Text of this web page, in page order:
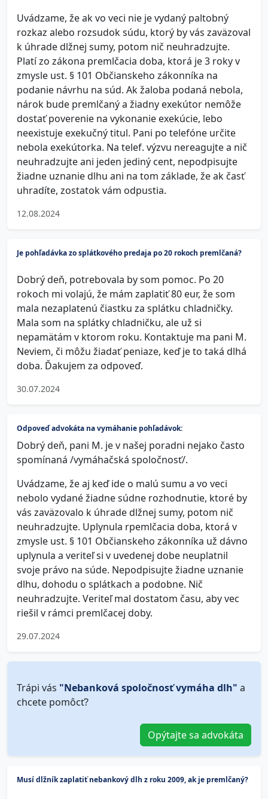
Uvádzame, že ak vo veci nie je vydaný paltobný
rozkaz alebo rozsudok súdu, ktorý by vás zaväzoval
k úhrade dlžnej sumy, potom nič neuhradzujte.
Platí zo zákona premlčacia doba, ktorá je 3 roky v
zmysle ust. § 101 Občianskeho zákonníka na
podanie návrhu na súd. Ak žaloba podaná nebola,
nárok bude premlčaný a žiadny exekútor nemôže
dostať poverenie na vykonanie exekúcie, lebo
neexistuje exekučný titul. Pani po telefóne určite
nebola exekútorka. Na telef. výzvu nereagujte a nič
neuhradzujte ani jeden jediný cent, nepodpisujte
žiadne uznanie dlhu ani na tom základe, že ak časť
uhradíte, zostatok vám odpustia.
12.08.2024
Je pohľadávka zo splátkového predaja po 20 rokoch premlčaná?
Dobrý deň, potrebovala by som pomoc. Po 20
rokoch mi volajú, že mám zaplatiť 80 eur, že som
mala nezaplatenú čiastku za splátku chladničky.
Mala som na splátky chladničku, ale už si
nepamätám v ktorom roku. Kontaktuje ma pani M.
Neviem, či môžu žiadať peniaze, keď je to taká dlhá
doba. Ďakujem za odpoveď.
30.07.2024
Odpoveď advokáta na vymáhanie pohľadávok:
Dobrý deň, pani M. je v našej poradni nejako často
spomínaná /vymáhačská spoločnosť/.
Uvádzame, že aj keď ide o malú sumu a vo veci
nebolo vydané žiadne súdne rozhodnutie, ktoré by
vás zaväzovalo k úhrade dlžnej sumy, potom nič
neuhradzujte. Uplynula rpemlčacia doba, ktorá v
zmysle ust. § 101 Občianskeho zákonníka už dávno
uplynula a veriteľ si v uvedenej dobe neuplatnil
svoje právo na súde. Nepodpisujte žiadne uznanie
dlhu, dohodu o splátkach a podobne. Nič
neuhradzujte. Veriteľ mal dostatom času, aby vec
riešil v rámci premlčacej doby.
29.07.2024
Trápi vás "Nebanková spoločnosť vymáha dlh" a
chcete pomôcť?
Opýtajte sa advokáta
Musí dlžník zaplatiť nebankový dlh z roku 2009, ak je premlčaný?